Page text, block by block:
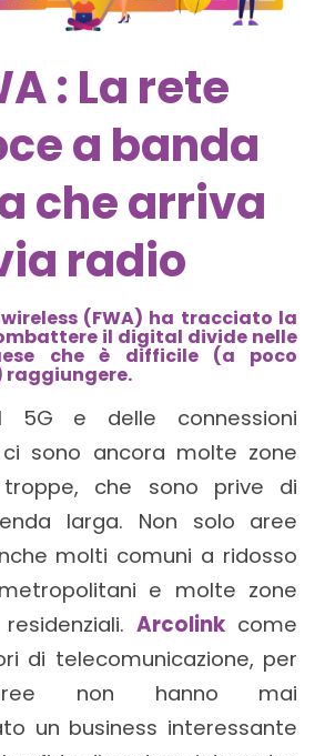
: La rete
a banda
che arriva
radio
(FWA) ha tracciato la
il digital divide nelle
che è difficile (a poco
raggiungere.
5G e delle connessioni
ci sono ancora molte zone
troppe, che sono prive di
larga. Non solo aree
molti comuni a ridosso
e molte zone
Arcolink come
di telecomunicazione, per
non hanno mai
un business interessante